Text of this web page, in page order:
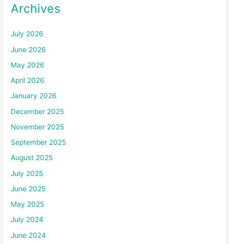
Archives
July 2026
June 2026
May 2026
April 2026
January 2026
December 2025
November 2025
September 2025
August 2025
July 2025
June 2025
May 2025
July 2024
June 2024